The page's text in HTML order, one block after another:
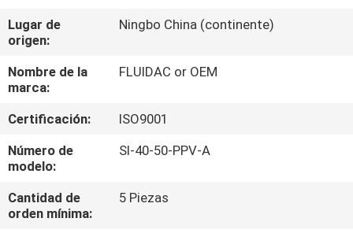
SOBRE
NOSOTROS
VIAJE
DE
LA
FÁBRICA
Lugar de
origen:
Ningbo China (continente)
Nombre de la
marca:
FLUIDAC or OEM
Certificación:
ISO9001
Número de
modelo:
SI-40-50-PPV-A
Cantidad de
orden mínima:
5 Piezas